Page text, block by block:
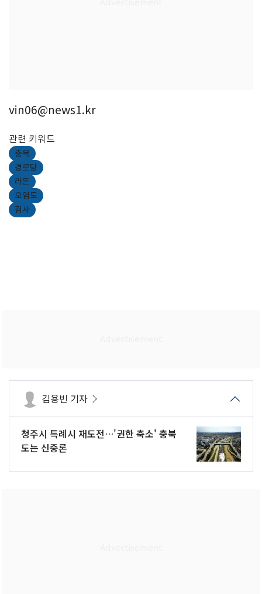
vin06@news1.kr
관련 키워드
충북
경로당
라돈
오염도
검사
김용빈 기자
청주시 특례시 재도전…'권한 축소' 충북
도는 신중론